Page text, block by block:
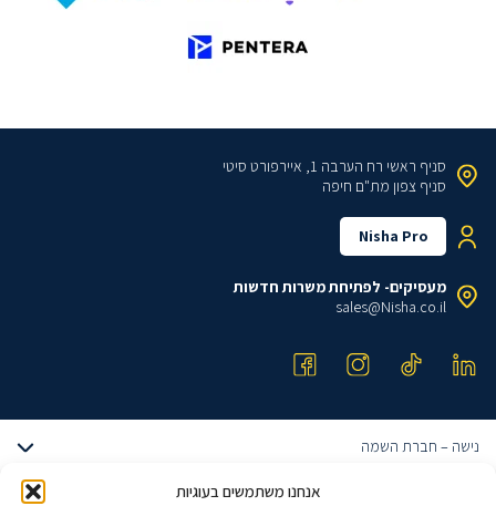
אנחנו משתמשים בעוגיות
סניף ראשי רח הערבה 1, איירפורט סיטי
סניף צפון מת"ם חיפה
Nisha Pro
מעסיקים- לפתיחת משרות חדשות
sales@Nisha.co.il
נישה – חברת השמה